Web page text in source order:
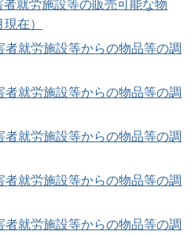
就労施設等の販売可能な物
在）
就労施設等からの物品等の調
就労施設等からの物品等の調
就労施設等からの物品等の調
就労施設等からの物品等の調
就労施設等からの物品等の調